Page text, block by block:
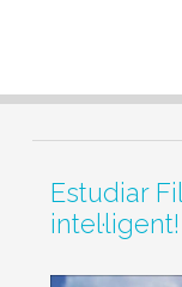
Estudiar
intel·ligent!